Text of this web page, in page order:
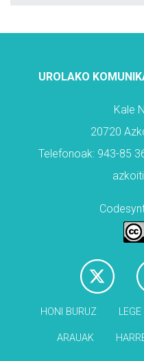
UROLAKO
Kale
20720
Telefonoak: 943-85
HONI BURUZ
ARAUAK